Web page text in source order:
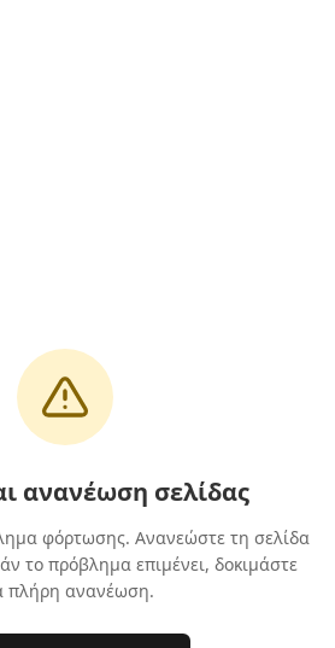
ανανέωση σελίδας
φόρτωσης. Ανανεώστε τη σελίδα
το πρόβλημα επιμένει, δοκιμάστε
πλήρη ανανέωση.